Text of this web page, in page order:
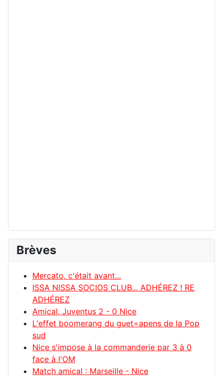
Brèves
Mercato, c'était avant...
ISSA NISSA SOCIOS CLUB... ADHÉREZ ! RE
ADHÉREZ
Amical, Juventus 2 - 0 Nice
L'effet boomerang du guet=apens de la Pop
sud
Nice s'impose à la commanderie par 3 à 0
face à l'OM
Match amical : Marseille - Nice